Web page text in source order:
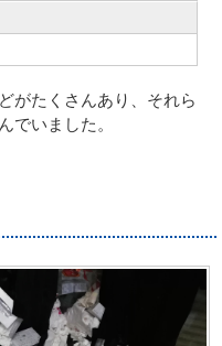
がたくさんあり、それら
でいました。